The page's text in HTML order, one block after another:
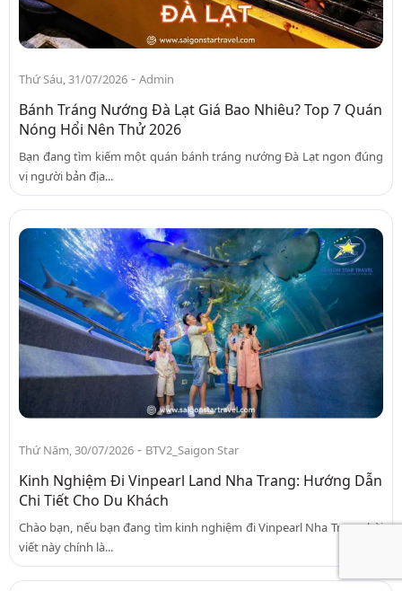
Thứ Sáu, 31/07/2026 - Admin
Bánh Tráng Nướng Đà Lạt Giá Bao Nhiêu? Top 7 Quán
Nóng Hổi Nên Thử 2026
Bạn đang tìm kiếm một quán bánh tráng nướng Đà Lạt ngon đúng
vị người bản địa...
Thứ Năm, 30/07/2026 - BTV2_Saigon Star
Kinh Nghiệm Đi Vinpearl Land Nha Trang: Hướng Dẫn
Chi Tiết Cho Du Khách
Chào bạn, nếu bạn đang tìm kinh nghiệm đi Vinpearl Nha Trang, bài
viết này chính là...